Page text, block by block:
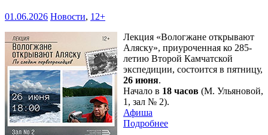
01.06.2026 Новости, 12+
Лекция «Вологжане открывают
Аляску», приуроченная ко 285-
летию Второй Камчатской
экспедиции, состоится в пятницу,
26 июня.
Начало в 18 часов (М. Ульяновой,
1, зал № 2).
Афиша
Подробнее